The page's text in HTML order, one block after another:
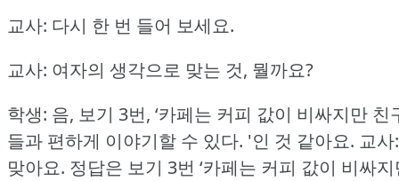
교사: 다시 한 번 들어 보세요.
교사: 여자의 생각으로 맞는 것, 뭘까요?
학생: 음, 보기 3번, ‘카페는 커피 값이 비싸지만 친
들과 편하게 이야기할 수 있다. '인 것 같아요. 교사:
맞아요. 정답은 보기 3번 ‘카페는 커피 값이 비싸